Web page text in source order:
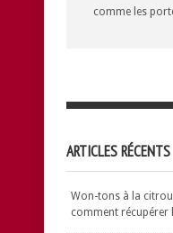
comme les
ARTICLES RÉCENTS
Won-tons à la
comment récupérer